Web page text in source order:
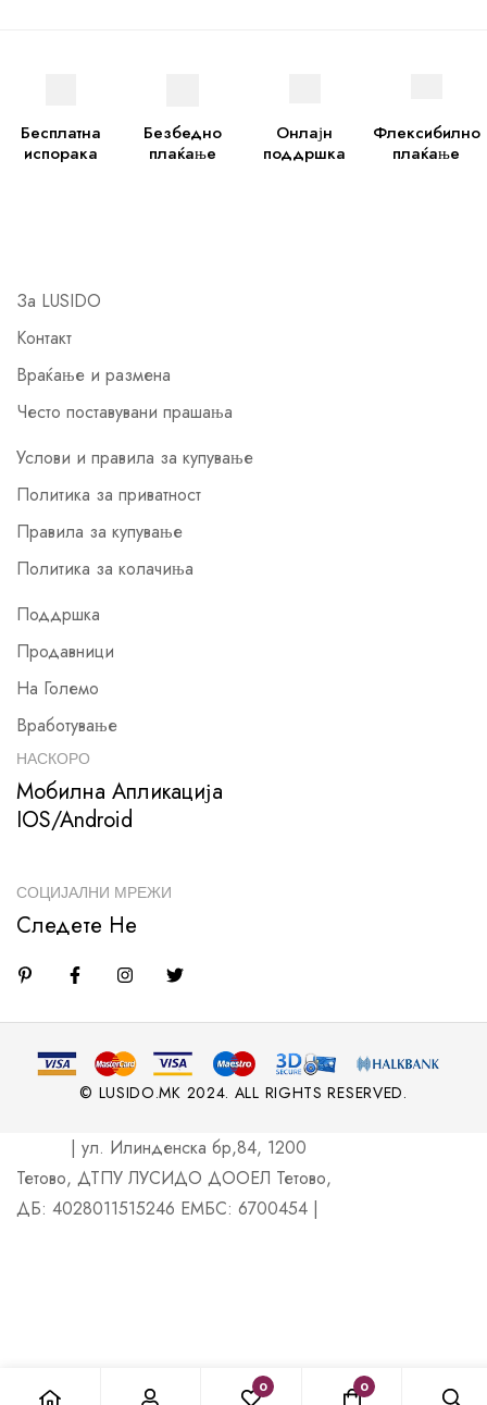
Бесплатна
испорака
Безбедно
плаќање
Онлајн
поддршка
Флексибилно
плаќање
За LUSIDO
Контакт
Враќање и размена
Често поставувани прашања
Услови и правила за купување
Политика за приватност
Правила за купување
Политика за колачиња
Поддршка
Продавници
На Големо
Вработување
НАСКОРО
Мобилна Апликација
IOS/Android
СОЦИЈАЛНИ МРЕЖИ
Следете Не
© LUSIDO.MK 2024. ALL RIGHTS RESERVED.
| ул. Илинденска бр,84, 1200
Тетово, ДТПУ ЛУСИДО ДООЕЛ Тетово,
ДБ: 4028011515246 ЕМБС: 6700454 |
0 0